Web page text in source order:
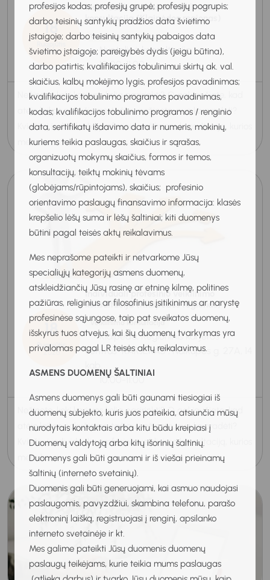
profesijos kodas; profesijų grupė; profesijų pogrupis;
darbo teisinių santykių pradžios data švietimo
įstaigoje; darbo teisinių santykių pabaigos data
švietimo įstaigoje; pareigybės dydis (jeigu būtina),
darbo patirtis; kvalifikacijos tobulinimui skirtų ak. val.
skaičius, kalbų mokėjimo lygis, profesijos pavadinimas;
kvalifikacijos tobulinimo programos pavadinimas,
kodas; kvalifikacijos tobulinimo programos / renginio
data, sertifikatų išdavimo data ir numeris, mokinių,
kuriems teikia paslaugas, skaičius ir sąrašas,
organizuotų mokymų skaičius, formos ir temos,
konsultacijų, teiktų mokinių tėvams
(globėjams/rūpintojams), skaičius; profesinio
orientavimo paslaugų finansavimo informacija: klasės
krepšelio lėšų suma ir lėšų šaltiniai; kiti duomenys
būtini pagal teisės aktų reikalavimus.
Mes neprašome pateikti ir netvarkome Jūsų
specialiųjų kategorijų asmens duomenų,
atskleidžiančių Jūsų rasinę ar etninę kilmę, politines
pažiūras, religinius ar filosofinius įsitikinimus ar narystę
profesinėse sąjungose, taip pat sveikatos duomenų,
išskyrus tuos atvejus, kai šių duomenų tvarkymas yra
privalomas pagal LR teisės aktų reikalavimus.
ASMENS DUOMENŲ ŠALTINIAI
Asmens duomenys gali būti gaunami tiesiogiai iš
duomenų subjekto, kuris juos pateikia, atsiunčia mūsų
nurodytais kontaktais arba kitu būdu kreipiasi į
Duomenų valdytoją arba kitų išorinių šaltinių.
Duomenys gali būti gaunami ir iš viešai prieinamų
šaltinių (interneto svetainių).
Duomenis gali būti generuojami, kai asmuo naudojasi
paslaugomis, pavyzdžiui, skambina telefonu, parašo
elektroninį laišką, registruojasi į renginį, apsilanko
interneto svetainėje ir kt.
Mes galime pateikti Jūsų duomenis duomenų
paslaugų teikėjams, kurie teikia mums paslaugas
18
Rugpjūtis
2026
Individuali profesinio veiklinimo
konsultacija (Klaipėdos regionas)
Veiklinimo konsultacija
Nuotolinė konsultacija
10:00-11:00
Nežinote, kokį karjeros kelią pasirinkti? O gal jaučiate, kad
atėjo laikas pokyčiams, tačiau nežinote, nuo ko pradėti?
Kviečiu į individualią profesinio veiklinimo konsultaciją, kurios
metu ka...
18
Rugpjūtis
2026
Individuali profesinio veiklinimo
konsultacija (Klaipėdos regionas)
Veiklinimo konsultacija
Klaipėda, Regioninis karjeros
centras "KARJERAS", Naikupės g. 27A, 14
10:00-11:00
Nežinote, kokį karjeros kelią pasirinkti? O gal jaučiate, kad
atėjo laikas pokyčiams, tačiau nežinote, nuo ko pradėti?
Kviečiu į individualią profesinio veiklinimo konsultaciją, kurios
metu ka...